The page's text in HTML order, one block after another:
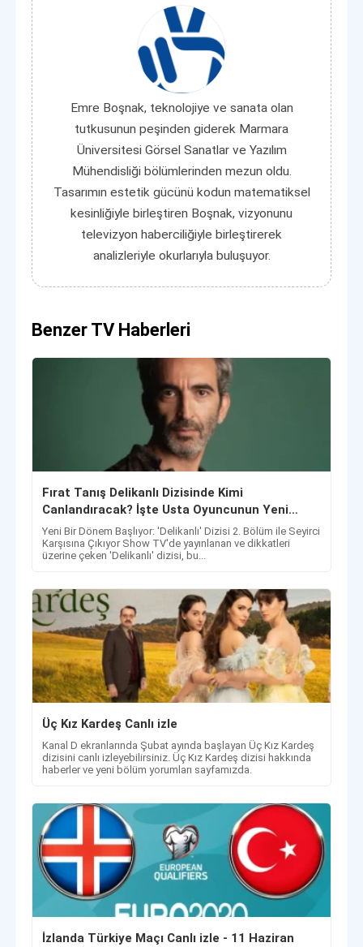
Emre Boşnak, teknolojiye ve sanata olan
tutkusunun peşinden giderek Marmara
Üniversitesi Görsel Sanatlar ve Yazılım
Mühendisliği bölümlerinden mezun oldu.
Tasarımın estetik gücünü kodun matematiksel
kesinliğiyle birleştiren Boşnak, vizyonunu
televizyon haberciliğiyle birleştirerek
analizleriyle okurlarıyla buluşuyor.
Benzer TV Haberleri
Fırat Tanış Delikanlı Dizisinde Kimi
Canlandıracak? İşte Usta Oyuncunun Yeni
Karakteri
Yeni Bir Dönem Başlıyor: 'Delikanlı' Dizisi 2. Bölüm ile Seyirci
Karşısına Çıkıyor Show TV'de yayınlanan ve dikkatleri
üzerine çeken 'Delikanlı' dizisi, bu...
Üç Kız Kardeş Canlı izle
Kanal D ekranlarında Şubat ayında başlayan Üç Kız Kardeş
dizisini canlı izleyebilirsiniz. Üç Kız Kardeş dizisi hakkında
haberler ve yeni bölüm yorumları sayfamızda.
İzlanda Türkiye Maçı Canlı izle - 11 Haziran